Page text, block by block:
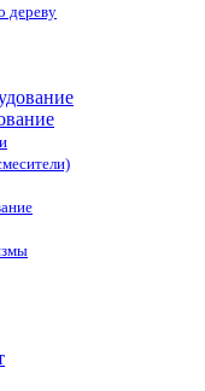
дереву